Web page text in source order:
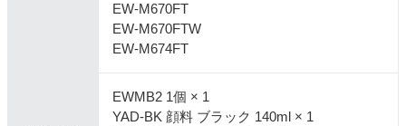
EW-M670FT
EW-M670FTW
EW-M674FT
EWMB2 1個 × 1
YAD-BK 顔料 ブラック 140ml × 1